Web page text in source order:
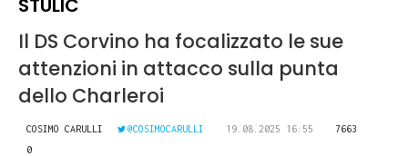
STULIC
Il DS Corvino ha focalizzato le sue
attenzioni in attacco sulla punta
dello Charleroi
COSIMO CARULLI @COSIMOCARULLI 19.08.2025 16:55
7663
0